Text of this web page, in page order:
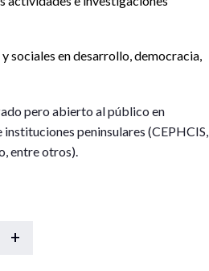
sociales en desarrollo, democracia,
pero abierto al público en
peninsulares (CEPHCIS,
entre otros).
+